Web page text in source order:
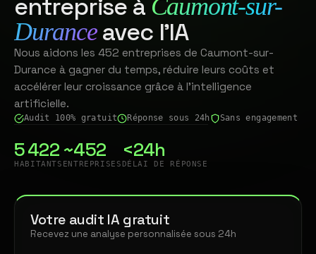
entreprise à Caumont-sur-
Duranceavec l'IA
Nous aidons les 452 entreprises de Caumont-sur-
Durance à gagner du temps, réduire leurs coûts et
accélérer leur croissance grâce à l'intelligence
artificielle.
Audit 100% gratuit Réponse sous 24h Sans engagement
5 422
HABITANTS
~452
ENTREPRISES
<24h
DÉLAI DE RÉPONSE
Votre audit IA gratuit
Recevez une analyse personnalisée sous 24h